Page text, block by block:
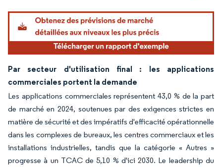
Image © Mordor Intelligence. La réutilisation nécessite une attribution sous CC BY
Par secteur d'utilisation final : les applications
commerciales portent la demande
Les applications commerciales représentent 43,0 % de la part
de marché en 2024, soutenues par des exigences strictes en
matière de sécurité et des impératifs d'efficacité opérationnelle
dans les complexes de bureaux, les centres commerciaux et les
installations industrielles, tandis que la catégorie « Autres »
progresse à un TCAC de 5,10 % d'ici 2030. Le leadership du